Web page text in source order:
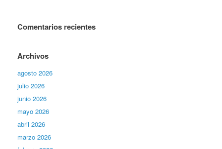
Comentarios recientes
Archivos
agosto 2026
julio 2026
junio 2026
mayo 2026
abril 2026
marzo 2026